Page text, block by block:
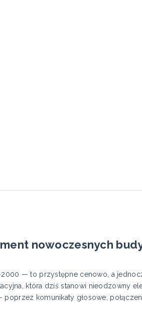
nowoczesnych
2000 — to przystępne cenowo, a
która dziś stanowi nieodzowny
komunikaty głosowe,